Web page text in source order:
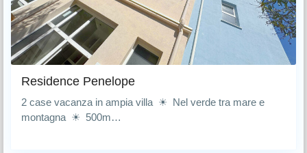
Residence Penelope
2 case vacanza in ampia villa ☀ Nel verde tra mare e
montagna ☀ 500m…